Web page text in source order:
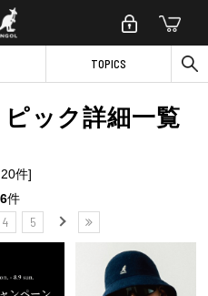
TOPICS
ック詳細一覧
件]
件
4 5